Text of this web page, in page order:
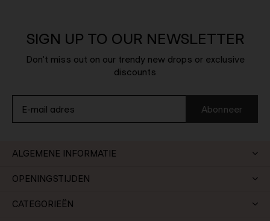
SIGN UP TO OUR NEWSLETTER
Don't miss out on our trendy new drops or exclusive
discounts
Abonneer
ALGEMENE INFORMATIE
OPENINGSTIJDEN
CATEGORIEËN